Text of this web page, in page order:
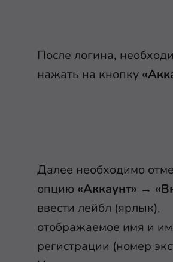
После логина,
нажать на кнопку
Далее необходимо
опцию «Аккаунт» →
ввести лейбл (ярлык),
отображаемое имя и
регистрации (номер